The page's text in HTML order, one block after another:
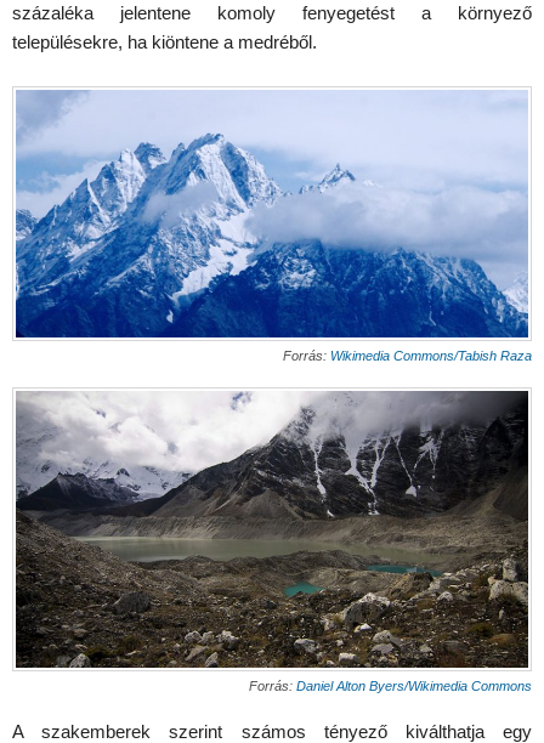
százaléka jelentene komoly fenyegetést a környező
településekre, ha kiöntene a medréből.
Forrás: Wikimedia Commons/Tabish Raza
Forrás: Daniel Alton Byers/Wikimedia Commons
A szakemberek szerint számos tényező kiválthatja egy